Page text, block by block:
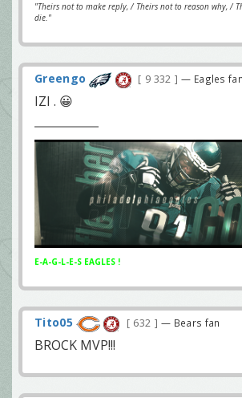
"Theirs not to make reply, / Theirs not to reason why, /
die."
Greengo 9 332 — Eagles fan
IZI . 😀
E-A-G-L-E-S EAGLES !
Tito05 632 — Bears fan
BROCK MVP!!!